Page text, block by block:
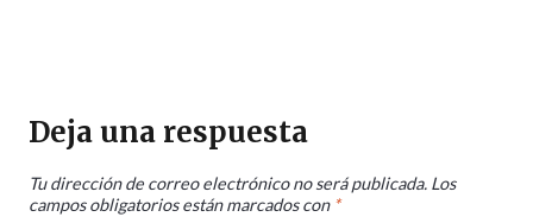
Deja una respuesta
Tu dirección de correo electrónico no será publicada. Los
campos obligatorios están marcados con *